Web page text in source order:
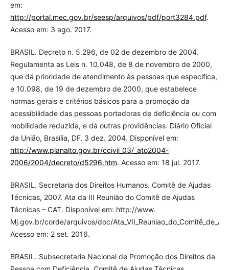
em:
http://portal.mec.gov.br/seesp/arquivos/pdf/port3284.pdf.
Acesso em: 3 ago. 2017.
BRASIL. Decreto n. 5.296, de 02 de dezembro de 2004.
Regulamenta as Leis n. 10.048, de 8 de novembro de 2000,
que dá prioridade de atendimento às pessoas que especifica,
e 10.098, de 19 de dezembro de 2000, que estabelece
normas gerais e critérios básicos para a promoção da
acessibilidade das pessoas portadoras de deficiência ou com
mobilidade reduzida, e dá outras providências. Diário Oficial
da União, Brasília, DF, 3 dez. 2004. Disponível em:
http://www.planalto.gov.br/ccivil_03/_ato2004-
2006/2004/decreto/d5296.htm. Acesso em: 18 jul. 2017.
BRASIL. Secretaria dos Direitos Humanos. Comitê de Ajudas
Técnicas, 2007. Ata da III Reunião do Comitê de Ajudas
Técnicas – CAT. Disponível em: http://www.
Mj.gov.br/corde/arquivos/doc/
Acesso em: 2 set. 2016.
BRASIL. Subsecretaria Nacional de Promoção dos Direitos da